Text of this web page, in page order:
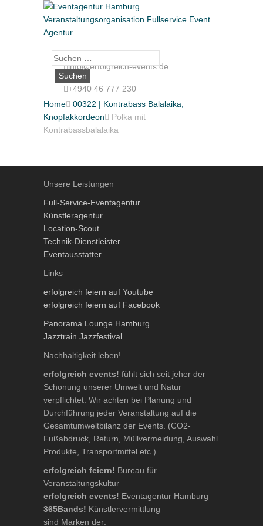
Suche
nach:info@erfolgreich-events.de
+4940 46 777 230
Home 00322 | Kontrabass Balalaika,
Knopfakkordeon Polka mit
Kontrabassbalalaika
Unsere Leistungen
Full-Service-Eventagentur
Künstleragentur
Location-Scout
Technik-Dienstleister
Eventausstatter
Links
erfolgreich feiern auf Youtube
erfolgreich feiern auf Facebook
Panorama Lounge Hamburg
Jazztrain Jazzfestival
Nachhaltigkeit leben!
erfolgreich events! fühlt sich seit jeher der
Schonung unserer Umwelt und Natur
verpflichtet. Wir achten bei Planung und
Durchführung jeder Veranstaltung auf die
Gesamtumweltbilanz der Events. (CO2-
Fußabdruck, Return, Müllvermeidung, Auswahl
Produkte, Transportmittel etc.)
erfolgreich feiern! Bureau für
Veranstaltungskultur
erfolgreich events! Eventagentur Hamburg
365Bands! Künstlervermittlung
sind Marken der: